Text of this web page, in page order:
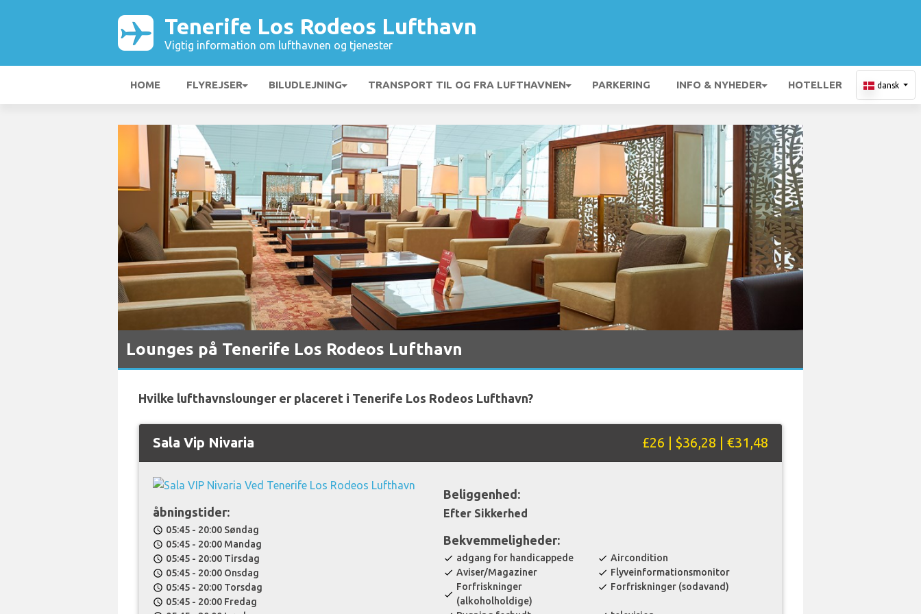
Tenerife Los Rodeos Lufthavn
Vigtig information om lufthavnen og tjenester
HOME FLYREJSER BILUDLEJNING TRANSPORT TIL OG FRA LUFTHAVNEN PARKERING INFO & NYHEDER HOTELLER dansk
Lounges på Tenerife Los Rodeos Lufthavn
Hvilke lufthavnslounger er placeret i Tenerife Los Rodeos Lufthavn?
Sala Vip Nivaria £26 | $36,28 | €31,48
åbningstider:
schedule 05:45 - 20:00 Søndag
schedule 05:45 - 20:00 Mandag
schedule 05:45 - 20:00 Tirsdag
schedule 05:45 - 20:00 Onsdag
schedule 05:45 - 20:00 Torsdag
schedule 05:45 - 20:00 Fredag
Beliggenhed:
Efter Sikkerhed
Bekvemmeligheder:
check adgang for handicappede check Aircondition
check Aviser/Magaziner check Flyveinformationsmonitor
check
Forfriskninger
(alkoholholdige)
check Forfriskninger (sodavand)